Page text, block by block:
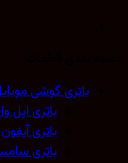
باتری گوشی موبایل(10)
باتری اپل واچ(0)
باتری آیفون(0)
باتری سامسونگ